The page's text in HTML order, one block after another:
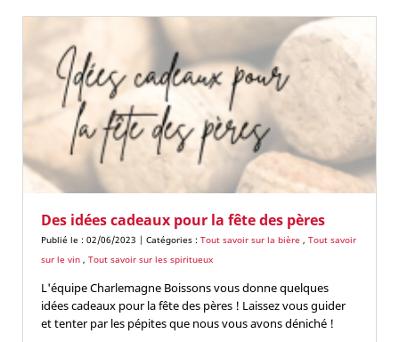
Des idées cadeaux pour la fête des pères
Publié le : 02/06/2023 | Catégories : Tout savoir sur la bière , Tout savoir
sur le vin , Tout savoir sur les spiritueux
L'équipe Charlemagne Boissons vous donne quelques
idées cadeaux pour la fête des pères ! Laissez vous guider
et tenter par les pépites que nous vous avons déniché !